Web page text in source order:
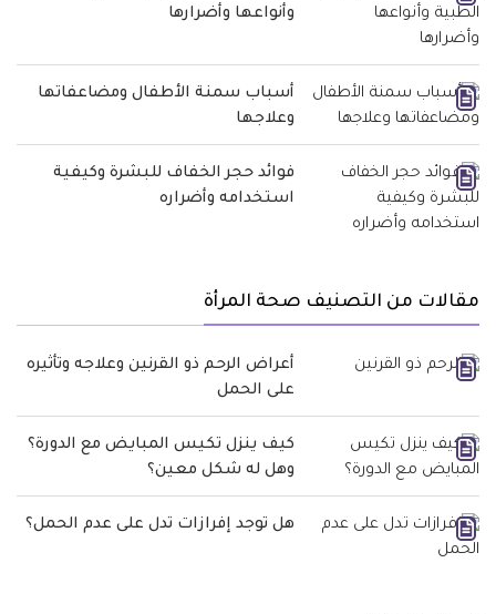
وأنواعها وأضرارها
أسباب سمنة الأطفال ومضاعفاتها
وعلاجها
فوائد حجر الخفاف للبشرة وكيفية
استخدامه وأضراره
مقالات من التصنيف صحة المرأة
أعراض الرحم ذو القرنين وعلاجه وتأثيره
على الحمل
كيف ينزل تكيس المبايض مع الدورة؟
وهل له شكل معين؟
هل توجد إفرازات تدل على عدم الحمل؟